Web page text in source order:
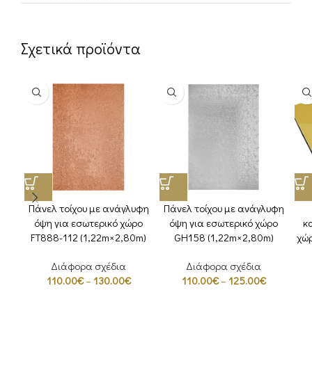
Σχετικά προϊόντα
Πάνελ τοίχου με ανάγλυφη
όψη για εσωτερικό χώρο
FT888-112 (1,22m×2,80m)
Διάφορα σχέδια
110.00€– 130.00€
Πάνελ τοίχου με ανάγλυφη
όψη για εσωτερικό χώρο
GH158 (1,22m×2,80m)
Διάφορα σχέδια
110.00€– 125.00€